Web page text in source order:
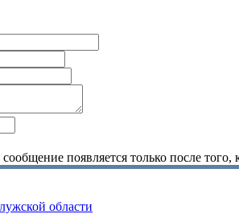
появляется только после
области